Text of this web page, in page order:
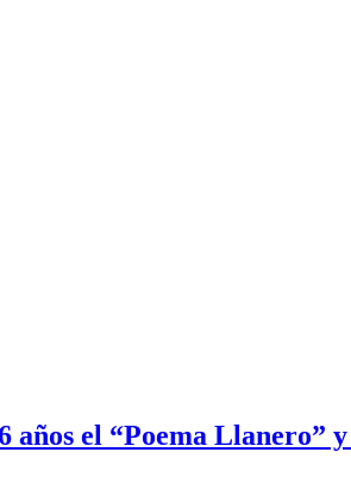
el “Poema Llanero”